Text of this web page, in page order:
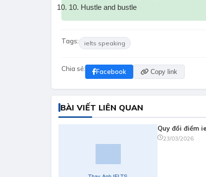
10. Hustle and bustle
Tags: ielts speaking
Chia sẻ: Facebook Copy link
BÀI VIẾT LIÊN QUAN
Quy đổi điểm
23/03/2026